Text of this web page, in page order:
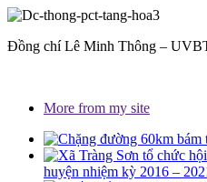
Đồng chí Lê Minh Thông –
More from my site
huyện nhiệm kỳ 2016 –